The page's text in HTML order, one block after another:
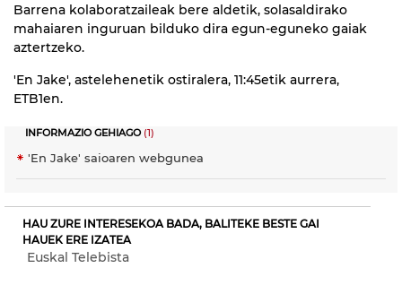
Barrena kolaboratzaileak bere aldetik, solasaldirako
mahaiaren inguruan bilduko dira egun-eguneko gaiak
aztertzeko.
'En Jake', astelehenetik ostiralera, 11:45etik aurrera,
ETB1en.
INFORMAZIO GEHIAGO(1)
'En Jake' saioaren webgunea
HAU ZURE INTERESEKOA BADA, BALITEKE BESTE GAI
HAUEK ERE IZATEA
Euskal Telebista